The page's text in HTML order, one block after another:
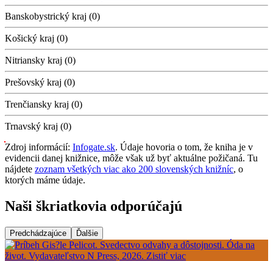
Banskobystrický kraj (0)
Košický kraj (0)
Nitriansky kraj (0)
Prešovský kraj (0)
Trenčiansky kraj (0)
Trnavský kraj (0)
Zdroj informácií: Infogate.sk. Údaje hovoria o tom, že kniha je v
evidencii danej knižnice, môže však už byť aktuálne požičaná. Tu
nájdete zoznam všetkých viac ako 200 slovenských knižníc, o
ktorých máme údaje.
Naši škriatkovia odporúčajú
Predchádzajúce Ďalšie